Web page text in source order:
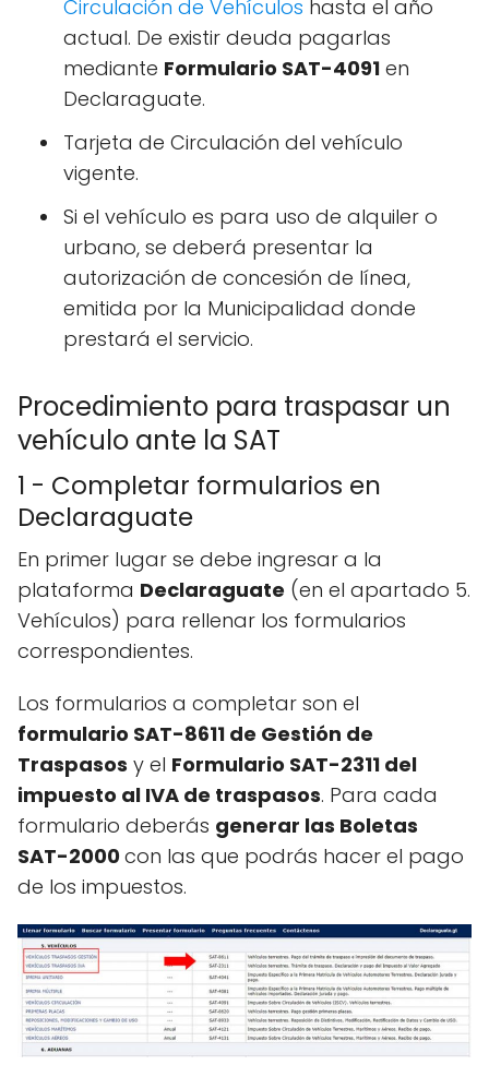
Circulación de Vehículos hasta el año
actual. De existir deuda pagarlas
mediante Formulario SAT-4091 en
Declaraguate.
Tarjeta de Circulación del vehículo
vigente.
Si el vehículo es para uso de alquiler o
urbano, se deberá presentar la
autorización de concesión de línea,
emitida por la Municipalidad donde
prestará el servicio.
Procedimiento para traspasar un
vehículo ante la SAT
1 - Completar formularios en
Declaraguate
En primer lugar se debe ingresar a la
plataforma Declaraguate (en el apartado 5.
Vehículos) para rellenar los formularios
correspondientes.
Los formularios a completar son el
formulario SAT-8611 de Gestión de
Traspasos y el Formulario SAT-2311 del
impuesto al IVA de traspasos. Para cada
formulario deberás generar las Boletas
SAT-2000con las que podrás hacer el pago
de los impuestos.